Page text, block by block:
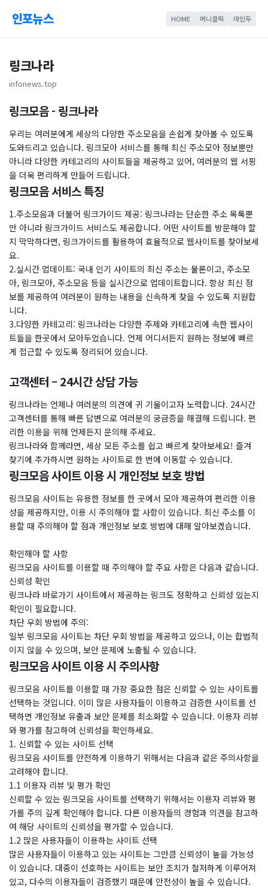
인포뉴스 HOME 머니클릭 마인두
링크나라
infonews.top
링크모음 - 링크나라
우리는 여러분에게 세상의 다양한 주소모음을 손쉽게 찾아볼 수 있도록
도와드리고 있습니다. 링크모아 서비스를 통해 최신 주소모아 정보뿐만
아니라 다양한 카테고리의 사이트들을 제공하고 있어, 여러분의 웹 서핑
을 더욱 편리하게 만들어 드립니다.
링크모음 서비스 특징
1.주소모음과 더불어 링크가이드 제공: 링크나라는 단순한 주소 목록뿐
만 아니라 링크가이드 서비스도 제공합니다. 어떤 사이트를 방문해야 할
지 막막하다면, 링크가이드를 활용하여 효율적으로 웹사이트를 찾아보세
요.
2.실시간 업데이트: 국내 인기 사이트의 최신 주소는 물론이고, 주소모
아, 링크모아, 주소모음 등을 실시간으로 업데이트합니다. 항상 최신 정
보를 제공하여 여러분이 원하는 내용을 신속하게 찾을 수 있도록 지원합
니다.
3.다양한 카테고리: 링크나라는 다양한 주제와 카테고리에 속한 웹사이
트들을 한곳에서 모아두었습니다. 언제 어디서든지 원하는 정보에 빠르
게 접근할 수 있도록 정리되어 있습니다.
고객센터 – 24시간 상담 가능
링크나라는 언제나 여러분의 의견에 귀 기울이고자 노력합니다. 24시간
고객센터를 통해 빠른 답변으로 여러분의 궁금증을 해결해 드립니다. 편
리한 이용을 위해 언제든지 문의해 주세요.
링크나라와 함께라면, 세상 모든 주소를 쉽고 빠르게 찾아보세요! 즐겨
찾기에 추가하시면 원하는 사이트로 한 번에 이동할 수 있습니다.
링크모음 사이트 이용 시 개인정보 보호 방법
링크모음 사이트는 유용한 정보를 한 곳에서 모아 제공하여 편리한 이용
성을 제공하지만, 이용 시 주의해야 할 사항이 있습니다. 최신 주소를 이
용할 때 주의해야 할 점과 개인정보 보호 방법에 대해 알아보겠습니다.
확인해야 할 사항
링크모음 사이트를 이용할 때 주의해야 할 주요 사항은 다음과 같습니다.
신뢰성 확인
링크나라 바로가기 사이트에서 제공하는 링크도 정확하고 신뢰성 있는지
확인이 필요합니다.
차단 우회 방법에 주의:
일부 링크모음 사이트는 차단 우회 방법을 제공하고 있으나, 이는 합법적
이지 않을 수 있으며, 보안 문제에 노출될 수 있습니다.
링크모음 사이트 이용 시 주의사항
링크모음 사이트를 이용할 때 가장 중요한 점은 신뢰할 수 있는 사이트를
선택하는 것입니다. 이미 많은 사용자들이 이용하고 검증한 사이트를 선
택하면 개인정보 유출과 보안 문제를 최소화할 수 있습니다. 이용자 리뷰
와 평가를 참고하여 신뢰성을 확인하세요.
1. 신뢰할 수 있는 사이트 선택
링크모음 사이트를 안전하게 이용하기 위해서는 다음과 같은 주의사항을
고려해야 합니다.
1.1 이용자 리뷰 및 평가 확인
신뢰할 수 있는 링크모음 사이트를 선택하기 위해서는 이용자 리뷰와 평
가를 주의 깊게 확인해야 합니다. 다른 이용자들의 경험과 의견을 참고하
여 해당 사이트의 신뢰성을 평가할 수 있습니다.
1.2 많은 사용자들이 이용하는 사이트 선택
많은 사용자들이 이용하고 있는 사이트는 그만큼 신뢰성이 높을 가능성
이 있습니다. 대중이 선호하는 사이트는 보안 조치가 철저하게 이루어져
있고, 다수의 이용자들이 검증했기 때문에 안전성이 높을 수 있습니다.